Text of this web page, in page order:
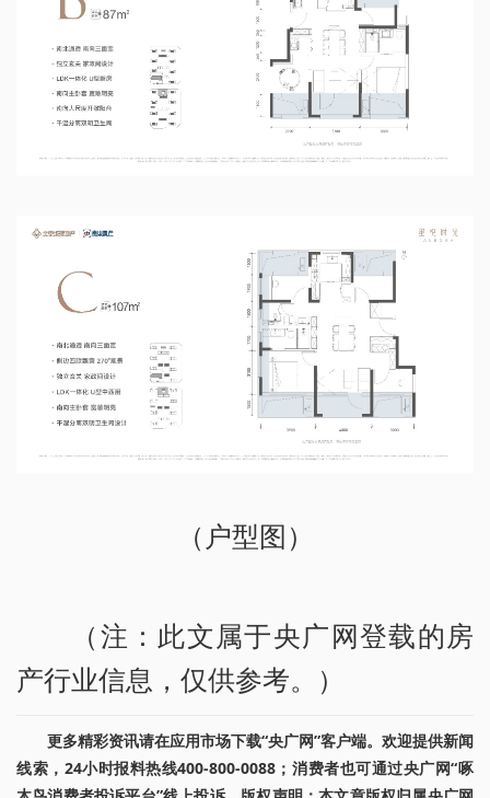
（户型图）
（注：此文属于央广网登载的房
产行业信息，仅供参考。）
更多精彩资讯请在应用市场下载“央广网”客户端。欢迎提供新闻
线索，24小时报料热线400-800-0088；消费者也可通过央广网“啄